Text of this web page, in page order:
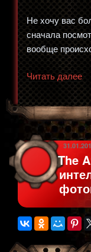
Не хочу вас
сначала
вообще
Читать далее
на
в
в
The